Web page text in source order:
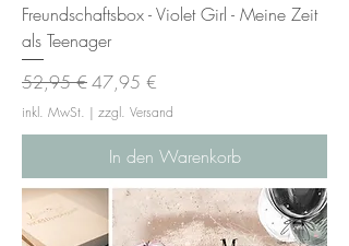
Freundschaftsbox - Violet Girl - Meine Zeit
als Teenager
Standardpreis
52,95 €Sale-Preis
47,95 €
inkl. MwSt. | zzgl. Versand
In den Warenkorb